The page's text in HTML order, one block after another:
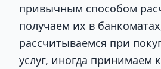
привычным способом
получаем их в
рассчитываемся при
услуг, иногда принимаем